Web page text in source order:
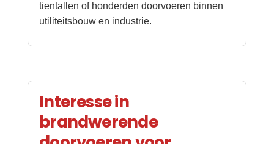
tientallen of honderden doorvoeren binnen
utiliteitsbouw en industrie.
Interesse in
brandwerende